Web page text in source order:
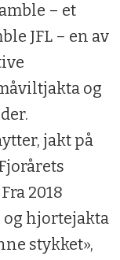
– et
JFL – en av
og
jakt på
2018
hjortejakta
stykket»,